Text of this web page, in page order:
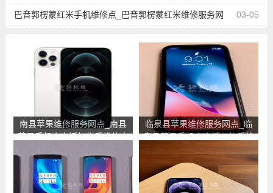
询 03-05
巴音郭楞蒙红米手机维修点_巴音郭楞蒙红米维修服务网
南县苹果维修服务网点_南县
苹果手机官方授权售后维修中
临泉县苹果维修服务网点_临
泉县苹果手机官方授权售后维